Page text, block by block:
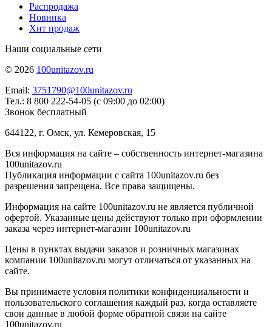
Распродажа
Новинка
Хит продаж
Наши социальные сети
© 2026 100unitazov.ru
Email: 3751790@100unitazov.ru
Тел.: 8 800 222-54-05 (с 09:00 до 02:00)
Звонок бесплатный
644122, г. Омск, ул. Кемеровская, 15
Вся информация на сайте – собственность интернет-магазина
100unitazov.ru
Публикация информации с сайта 100unitazov.ru без
разрешения запрещена. Все права защищены.
Информация на сайте 100unitazov.ru не является публичной
офертой. Указанные цены действуют только при оформлении
заказа через интернет-магазин 100unitazov.ru
Цены в пунктах выдачи заказов и розничных магазинах
компании 100unitazov.ru могут отличаться от указанных на
сайте.
Вы принимаете условия политики конфиденциальности и
пользовательского соглашения каждый раз, когда оставляете
свои данные в любой форме обратной связи на сайте
100unitazov.ru